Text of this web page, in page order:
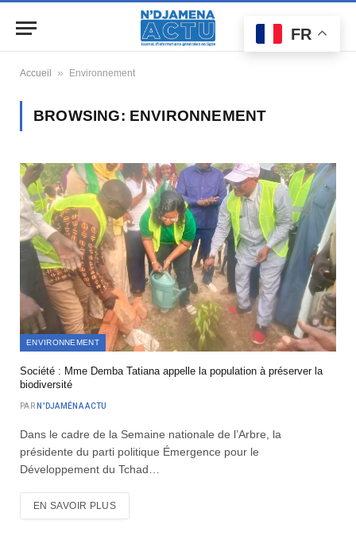
Accueil » Environnement
BROWSING: ENVIRONNEMENT
ENVIRONNEMENT
Société : Mme Demba Tatiana appelle la population à préserver la
biodiversité
PAR N'DJAMÉNA ACTU
Dans le cadre de la Semaine nationale de l’Arbre, la
présidente du parti politique Émergence pour le
Développement du Tchad…
EN SAVOIR PLUS
FR